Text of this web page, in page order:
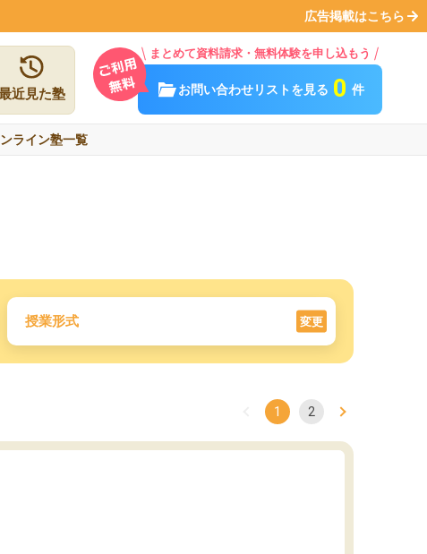
広告掲載はこちら
近見た塾
まとめて資料請求・無料体験を申し込もう
お問い合わせリストを見る 0 件
ライン塾一覧
授業形式 変更
1 2